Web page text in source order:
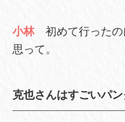
小林
初めて行った
思って。
克也さんはすごいパン